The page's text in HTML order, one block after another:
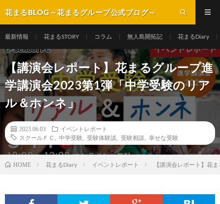
花まるBLOG～花まるグループ公式ブログ～
最新情報 花まるSTORY コラム 無人島開拓記 花まるDiary
【講演会レポート】花まるグループ進
学講演会2023第1弾「中学受験のリア
ル＆ホンネ」
2023.06.03
イベントレポート
スクールＦＣ
中学受験 受験体験談 受験相談 幸せな受験
HOME 花まるDiary イベントレポート 【講演会レポート】花